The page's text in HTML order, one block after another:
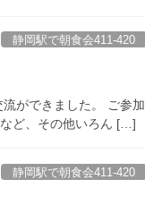
静岡駅で朝食会411-420
ができました。 ご参加
ど、その他いろん […]
静岡駅で朝食会411-420